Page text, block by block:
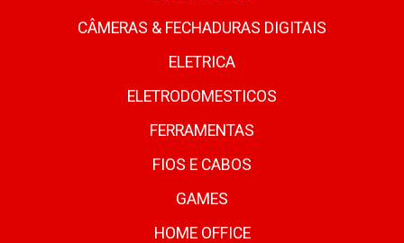
CÂMERAS & FECHADURAS DIGITAIS
ELETRICA
ELETRODOMESTICOS
FERRAMENTAS
FIOS E CABOS
GAMES
HOME OFFICE